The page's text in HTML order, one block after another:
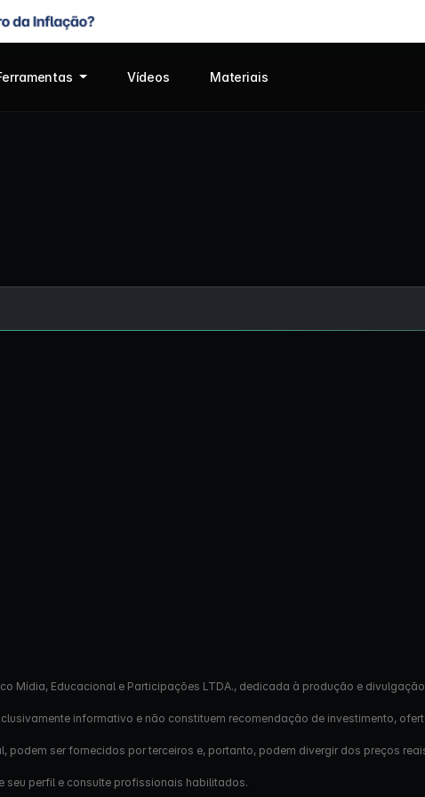
Vídeos Materiais
Mídia, Educacional e Participações LTDA., dedicada à produção e
informativo e não constituem recomendação de investimento,
ser fornecidos por terceiros e, portanto, podem divergir dos preços
seu perfil e consulte profissionais habilitados.